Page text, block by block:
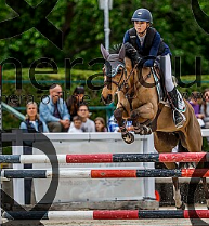
15,00 €